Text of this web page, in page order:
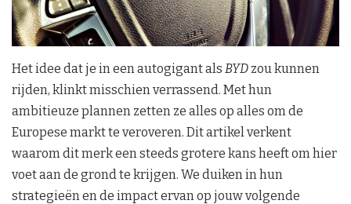
Het idee dat je in een autogigant als BYD zou kunnen
rijden, klinkt misschien verrassend. Met hun
ambitieuze plannen zetten ze alles op alles om de
Europese markt te veroveren. Dit artikel verkent
waarom dit merk een steeds grotere kans heeft om hier
voet aan de grond te krijgen. We duiken in hun
strategieën en de impact ervan op jouw volgende